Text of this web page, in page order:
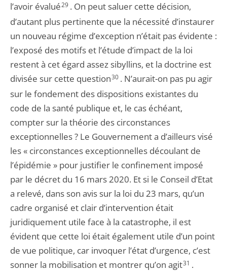
l’avoir évalué29. On peut saluer cette décision,
d’autant plus pertinente que la nécessité d’instaurer
un nouveau régime d’exception n’était pas évidente :
l’exposé des motifs et l’étude d’impact de la loi
restent à cet égard assez sibyllins, et la doctrine est
divisée sur cette question30. N’aurait-on pas pu agir
sur le fondement des dispositions existantes du
code de la santé publique et, le cas échéant,
compter sur la théorie des circonstances
exceptionnelles ? Le Gouvernement a d’ailleurs visé
les « circonstances exceptionnelles découlant de
l’épidémie » pour justifier le confinement imposé
par le décret du 16 mars 2020. Et si le Conseil d’Etat
a relevé, dans son avis sur la loi du 23 mars, qu’un
cadre organisé et clair d’intervention était
juridiquement utile face à la catastrophe, il est
évident que cette loi était également utile d’un point
de vue politique, car invoquer l’état d’urgence, c’est
sonner la mobilisation et montrer qu’on agit31 .